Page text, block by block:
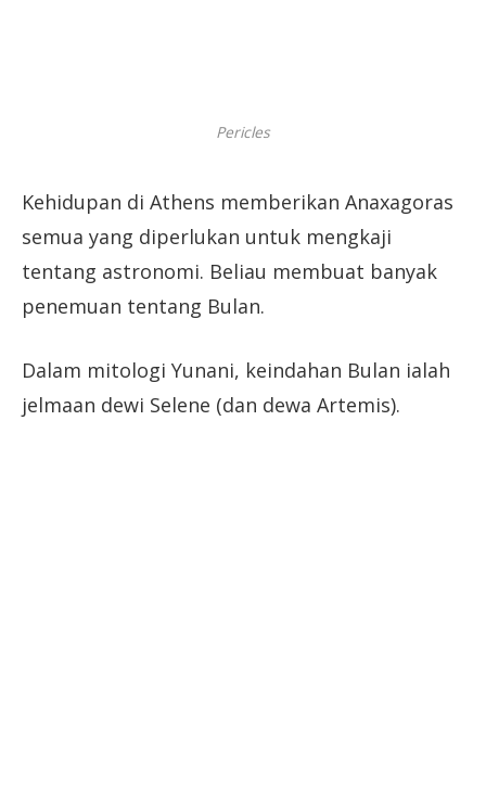
Pericles
Kehidupan di Athens memberikan Anaxagoras
semua yang diperlukan untuk mengkaji
tentang astronomi. Beliau membuat banyak
penemuan tentang Bulan.
Dalam mitologi Yunani, keindahan Bulan ialah
jelmaan dewi Selene (dan dewa Artemis).